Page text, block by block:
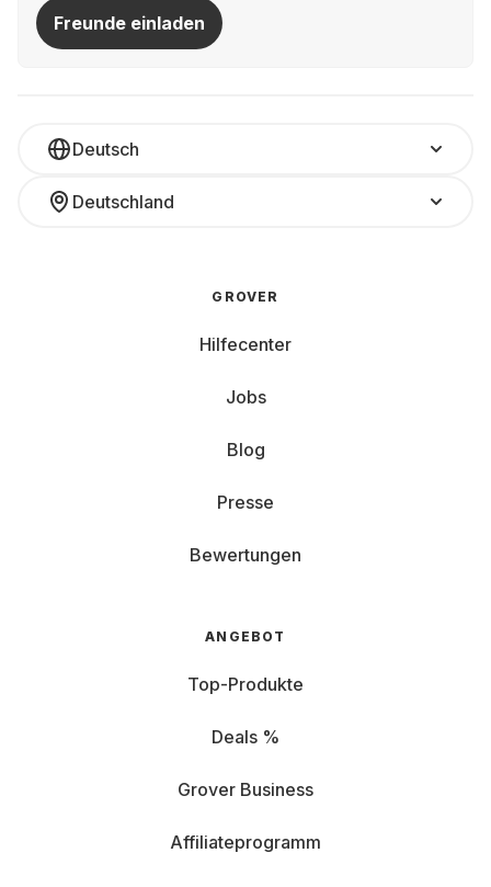
Freunde einladen
Deutsch
Deutschland
GROVER
Hilfecenter
Jobs
Blog
Presse
Bewertungen
ANGEBOT
Top-Produkte
Deals %
Grover Business
Affiliateprogramm